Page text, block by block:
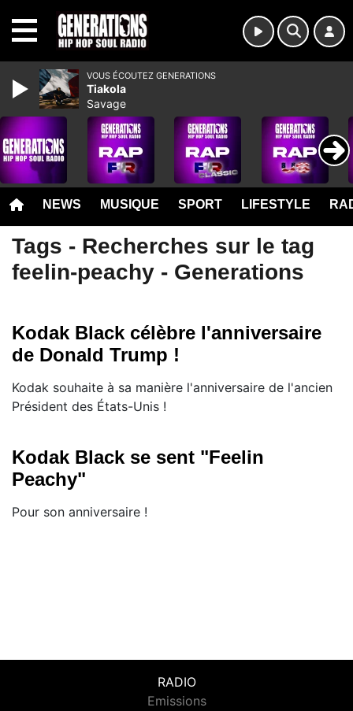
NEWS MUSIQUE SPORT LIFESTYLE
Tags - Recherches sur le tag
feelin-peachy - Generations
Kodak Black célèbre l'anniversaire
de Donald Trump !
Kodak souhaite à sa manière l'anniversaire de l'ancien
Président des États-Unis !
Kodak Black se sent "Feelin
Peachy"
Pour son anniversaire !
RADIO
Emissions
VOUS ÉCOUTEZ GENERATIONS
Tiakola
Savage